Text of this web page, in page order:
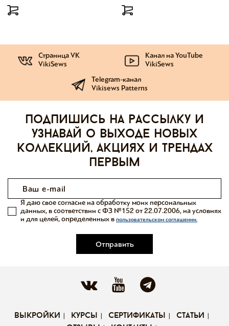
Страница VK
VikiSews
Канал на YouTube
VikiSews
Telegram-канал
Vikisews Patterns
Подпишись на рассылку и
узнавай о выходе новых
коллекций, акциях и трендах
первым
Отправить
Я даю свое согласие на обработку моих персональных
данных, в соответствии с ФЗ №152 от 22.07.2006, на условиях
и для целей, определенных в пользовательском соглашении.
выкройки курсы сертификаты
статьи